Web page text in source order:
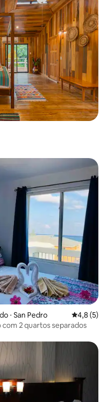
⋅ San Pedro 4,8 de
4,8 (5)
2 quartos separados